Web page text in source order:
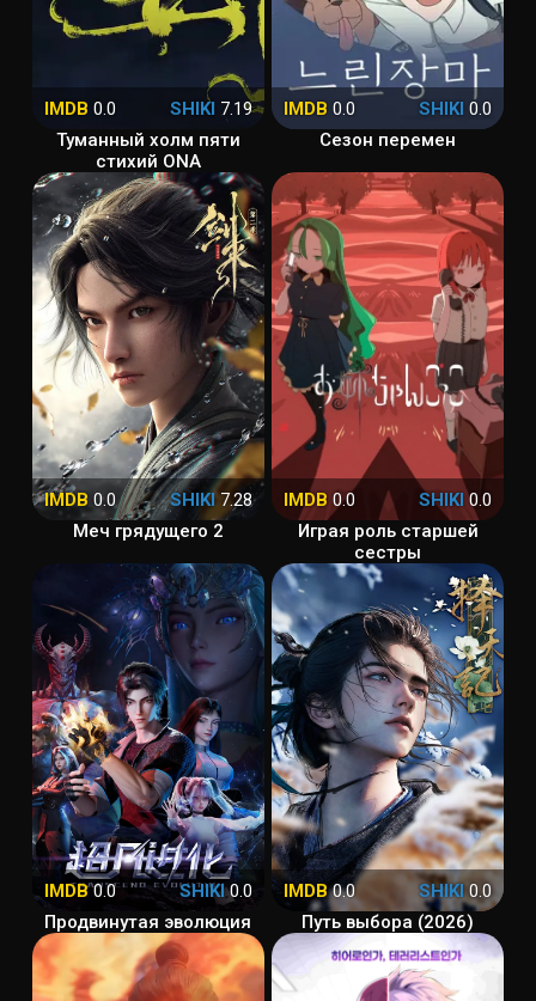
IMDB 0.0 SHIKI 7.19
Туманный холм пяти
стихий ONA
IMDB 0.0 SHIKI 0.0
Сезон перемен
IMDB 0.0 SHIKI7.28
Меч грядущего 2
IMDB 0.0 SHIKI0.0
Играя роль старшей
сестры
IMDB0.0 SHIKI0.0
Продвинутая эволюция
IMDB0.0 SHIKI 0.0
Путь выбора (2026)